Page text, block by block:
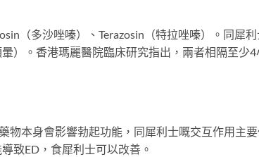
（多沙唑嗪）、Terazosin（特拉唑嗪）。同犀
）。香港瑪麗醫院臨床研究指出，兩者相隔至少4
本身會影響勃起功能，同犀利士嘅交互作用主
致ED，食犀利士可以改善。